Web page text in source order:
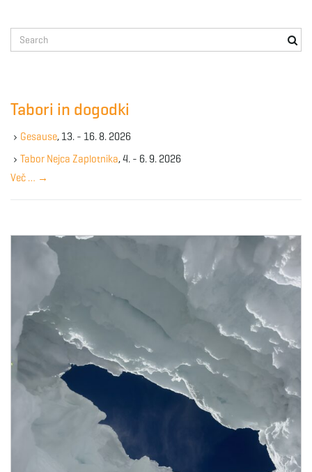
e
e
y
w
r
Tabori in dogodki
Gesause, 13. - 16. 8. 2026
Tabor Nejca Zaplotnika, 4. - 6. 9. 2026
Več … →